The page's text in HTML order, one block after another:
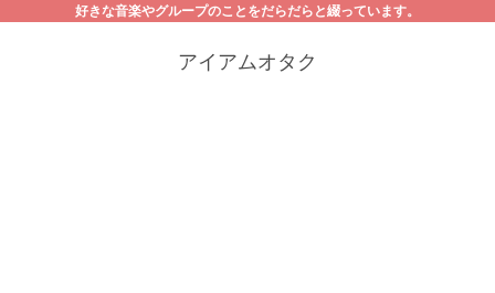
好きな音楽やグループのことをだらだらと綴っています。
アイアムオタク